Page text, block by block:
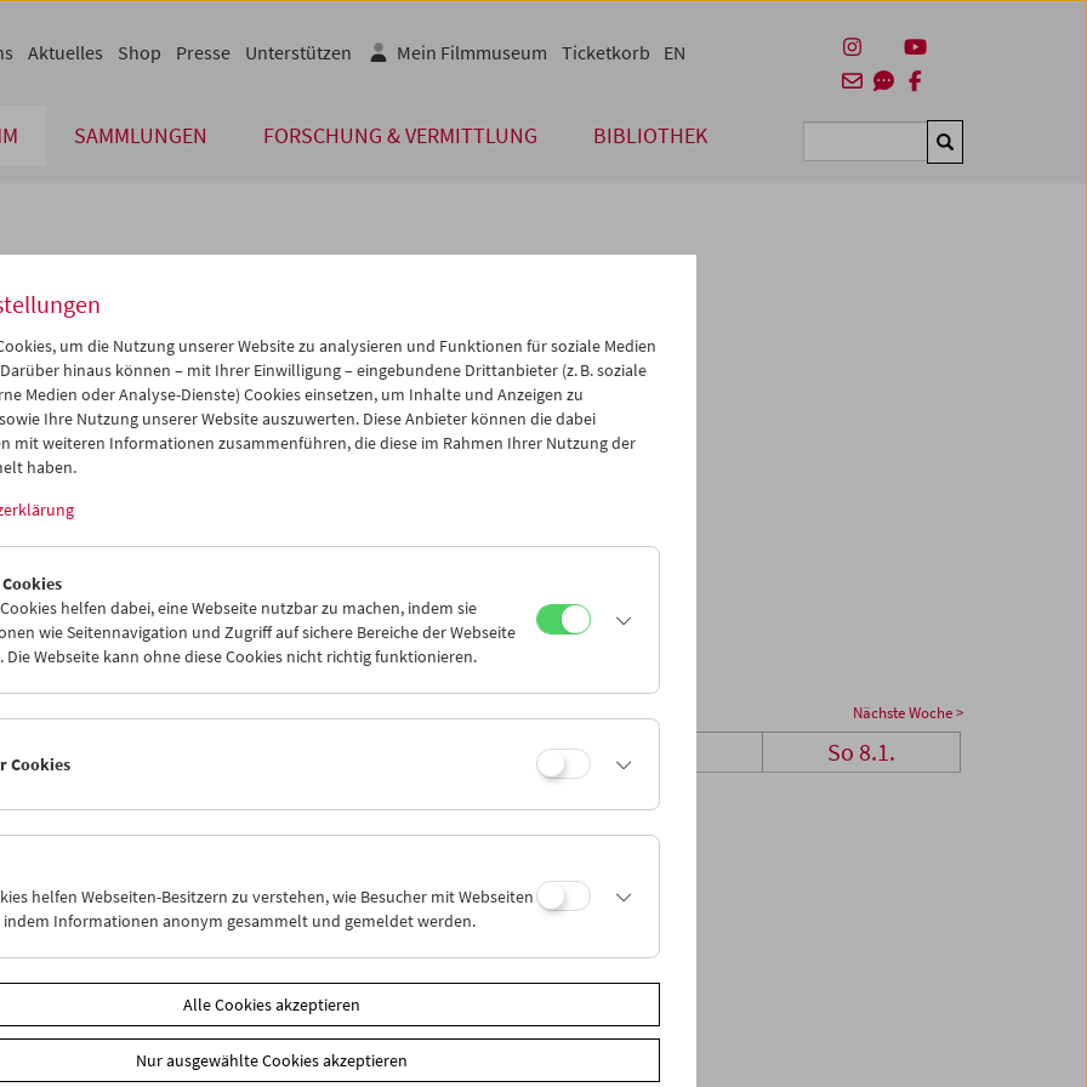
SAMMLUNGEN FORSCHUNG & VERMITTLUNG BIBLIOTHEK Suchen
Aktuelles Shop Presse Unterstützen Mein Filmmuseum Ticketkorb EN
Jan 2012 >>
Mi Do Fr Sa So
28 29 30 31
01
04 05 06 07
08
11 12
18 19
01
iCalender
Programmheft-PDF
English language or subtitles
Nächste Woche >
Mi 4.1. So 8.1.
um die Nutzung unserer Website zu analysieren und Funktionen für soziale Medien
hinaus können – mit Ihrer Einwilligung – eingebundene Drittanbieter (z. B. soziale
Medien oder Analyse-Dienste) Cookies einsetzen, um Inhalte und Anzeigen zu
Ihre Nutzung unserer Website auszuwerten. Diese Anbieter können die dabei
mit weiteren Informationen zusammenführen, die diese im Rahmen Ihrer Nutzung der
haben.
helfen dabei, eine Webseite nutzbar zu machen, indem sie
wie Seitennavigation und Zugriff auf sichere Bereiche der Webseite
Die Webseite kann ohne diese Cookies nicht richtig funktionieren.
Cookies
helfen Webseiten-Besitzern zu verstehen, wie Besucher mit Webseiten
indem Informationen anonym gesammelt und gemeldet werden.
Alle Cookies akzeptieren
Nur ausgewählte Cookies akzeptieren